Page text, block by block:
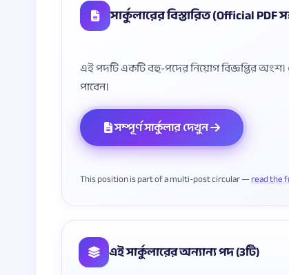
সার্কুলারের বিস্তারিত (Official PDF
এই পদটি একটি বহু-পদের নিয়োগ বিজ্ঞপ্তির অংশ।
সম্পূর্ণ সার্কুলার দেখুন
This position is part of a multi-post circular —read the
এই সার্কুলারের অন্যান্য পদ (3টি)